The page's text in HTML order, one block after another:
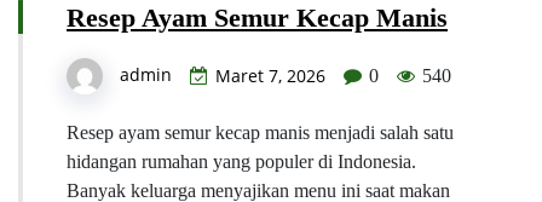
Resep Ayam Semur Kecap Manis
admin Maret 7, 2026 0 540
Resep ayam semur kecap manis menjadi salah satu
hidangan rumahan yang populer di Indonesia.
Banyak keluarga menyajikan menu ini saat makan